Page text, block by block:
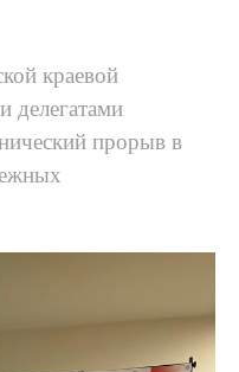
краевой
делегатами
прорыв в